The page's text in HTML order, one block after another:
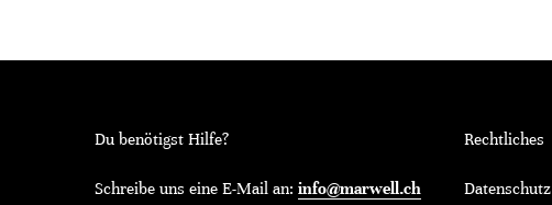
Du benötigst Hilfe?
Schreibe uns eine E-Mail an: info@marwell.ch
Rechtliches
Datenschutz